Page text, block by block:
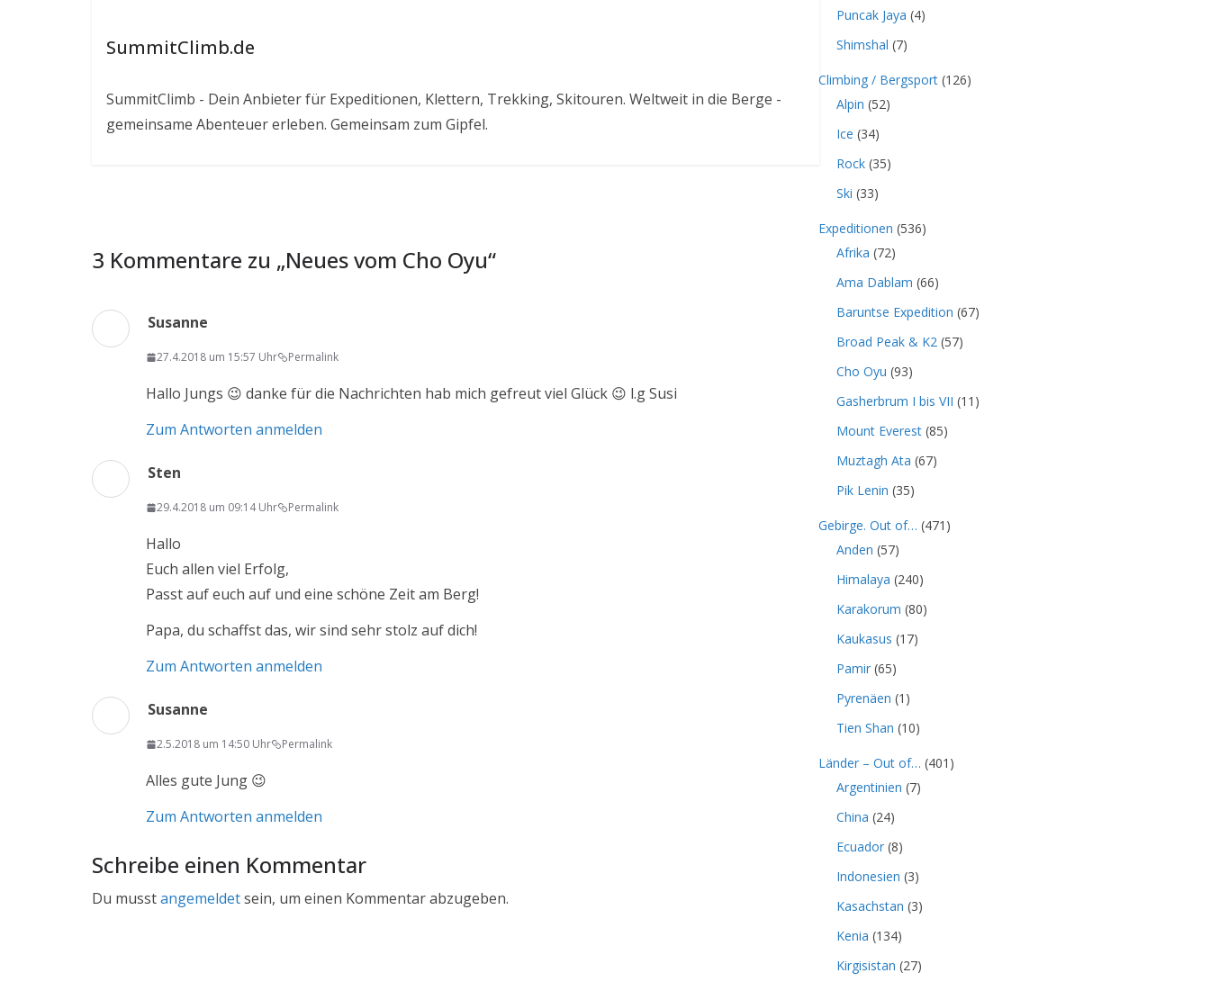
SummitClimb.de
SummitClimb - Dein Anbieter für Expeditionen, Klettern, Trekking, Skitouren. Weltweit in die Berge -
gemeinsame Abenteuer erleben. Gemeinsam zum Gipfel.
3 Kommentare zu „Neues vom Cho Oyu“
Susanne
27.4.2018 um 15:57 Uhr Permalink
Hallo Jungs 😉 danke für die Nachrichten hab mich gefreut viel Glück 😉 l.g Susi
Zum Antworten anmelden
Sten
29.4.2018 um 09:14 Uhr Permalink
Hallo
Euch allen viel Erfolg,
Passt auf euch auf und eine schöne Zeit am Berg!
Papa, du schaffst das, wir sind sehr stolz auf dich!
Zum Antworten anmelden
Susanne
2.5.2018 um 14:50 Uhr Permalink
Alles gute Jung 😉
Zum Antworten anmelden
Schreibe einen Kommentar
Du musstangemeldetsein, um einen Kommentar abzugeben.
Puncak Jaya (4)
Shimshal (7)
Climbing / Bergsport (126)
Alpin (52)
Ice (34)
Rock (35)
Ski (33)
Expeditionen (536)
Afrika (72)
Ama Dablam (66)
Baruntse Expedition (67)
Broad Peak & K2 (57)
Cho Oyu (93)
Gasherbrum I bis VII (11)
Mount Everest (85)
Muztagh Ata (67)
Pik Lenin (35)
Gebirge. Out of… (471)
Anden (57)
Himalaya (240)
Karakorum (80)
Kaukasus (17)
Pamir (65)
Pyrenäen (1)
Tien Shan (10)
Länder – Out of… (401)
Argentinien (7)
China (24)
Ecuador (8)
Indonesien (3)
Kasachstan (3)
Kenia (134)
Kirgisistan (27)